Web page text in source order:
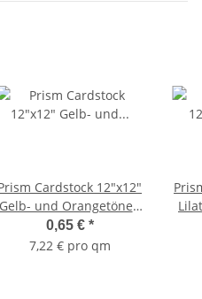
Cardstock 12"x12"
Gelb- und Orangetöne -
Frosted Yellow
0,65 € *
7,22 € pro qm